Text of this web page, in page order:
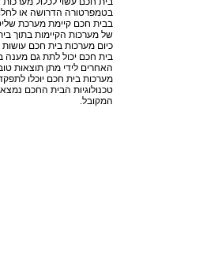
בטמפרטורה הדרושה או
בבית חכם קיימת מערכת
של מערכות הקיימות בתוך
כיום מערכות בית חכם
בית חכם יכול לתת גם מענה
האחרים לידי מתן תוצאות
מערכות בית חכם יוכלו
טכנולוגיות הבית החכם
המקובל.